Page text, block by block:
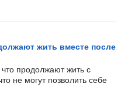
жить вместе после
продолжают жить с
не могут позволить себе